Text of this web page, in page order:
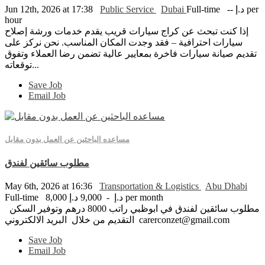
Jun 12th, 2026 at 17:38 Public Service Dubai Full-time
-- د.إ per
hour
إذا كنت تبحث عن كراج سيارات قريب يقدم خدمات ورشة إصلاح
سيارات احترافية – فقد وجدت المكان المناسب. نحن نركز على
تقديم صيانة سيارات فاخرة بمعايير عالية تضمن رضا العملاء وتفوق
توقعاته...
Save Job
Email Job
مساعده الباحثين عن العمل بدون مقابل
مطلوب سائقين لفندق
May 6th, 2026 at 16:36 Transportation & Logistics
Abu Dhabi
Full-time
8,000 د.إ - 9,000 د.إ per month
التقديم من خلال البريد الالكتروني carerconzet@gmail.com
Save Job
Email Job